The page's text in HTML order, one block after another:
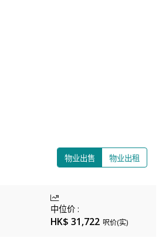
物业出售 物业出租
中位价:
HK$ 31,722 呎价(实)